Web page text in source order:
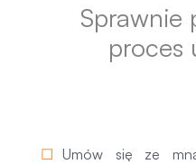
Sprawnie
proces
Umów się ze